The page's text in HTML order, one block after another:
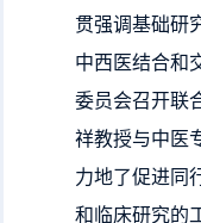
贯强调基础研
中西医结合和
委员会召开联
祥教授与中医
力地了促进同
和临床研究的